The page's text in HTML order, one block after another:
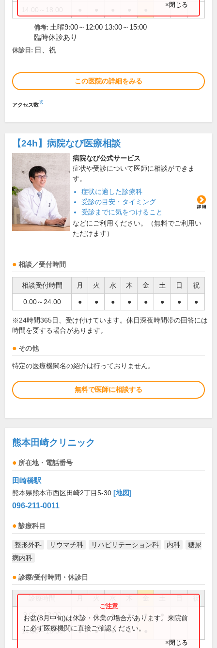
×閉じる
備考: 土曜9:00～12:00 13:00～15:00
臨時休診あり
休診日: 日、祝
この医院の詳細をみる
アクセス数※
【24h】 病院なび医療相談
病院なび公式サービス
症状や受診について医師に相談ができま
す。
症状に適した診療科
受診の目安・タイミング
受診までに気をつけること
などにご利用ください。（無料でご利用い
ただけます）
相談／受付時間
相談受付時間 月 火 水 木 金 土 日 祝
0:00～24:00 ● ● ● ● ● ● ● ●
※24時間365日、受け付けています。休日深夜時間帯の回答には
時間を要する場合があります。
その他
特定の医療機関名の紹介は行っておりません。
無料で医師に相談する
熊本田崎クリニック
所在地・電話番号
田崎橋駅
熊本県熊本市西区田崎2丁目5-30 [地図]
096-211-0011
診療科目
整形外科 リウマチ科 リハビリテーション科 内科
糖尿
病内科
診療/受付時間・休診日
祝
9:00～13:00 ● ● ● ● ●
14:30～18:00 ● ● ● ●
お盆(8月中旬)は休診・休業の場合があります。来院前
に必ず医療機関に直接ご確認ください。
×閉じる